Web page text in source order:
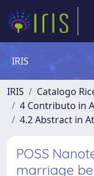
IRIS
IRIS
Catalogo
4 Contributo in
4.2 Abstract in
POSS
marriage